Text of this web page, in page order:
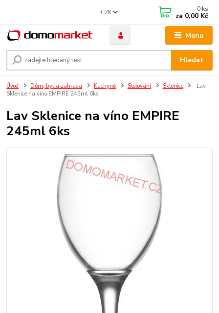
Menu
CZK
Hledat
0 ks
za 0,00 Kč
Úvod Dům, byt a zahrada Kuchyně Stolování Sklenice
Lav
Sklenice na víno EMPIRE 245ml 6ks
Lav Sklenice na víno EMPIRE
245ml 6ks